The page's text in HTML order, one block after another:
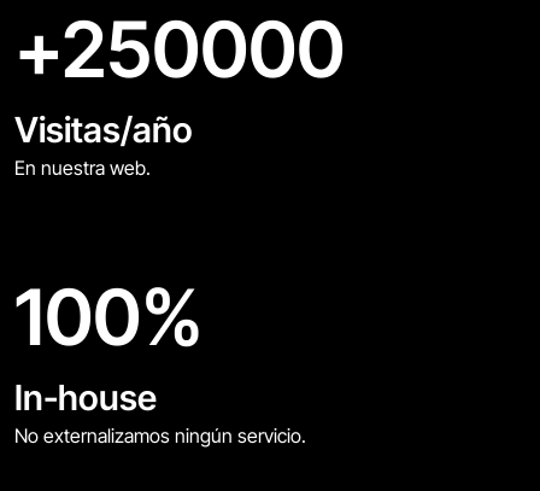
+250000
Visitas/año
En nuestra web.
100%
In-house
No externalizamos ningún servicio.